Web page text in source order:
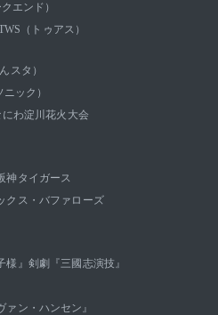
エンド）
（トゥアス）
スタ）
ック）
にわ淀川花火大会
神タイガース
クス・バファローズ
』 剣劇『三國志演技』
ァン・ハンセン』